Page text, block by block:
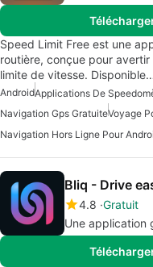
Speed Limit Free est une
routière, conçue pour
limite de vitesse.
Android
Navigation Gps GratuiteVoyage
Bliq - Drive
4.8 Gratuit
Une application